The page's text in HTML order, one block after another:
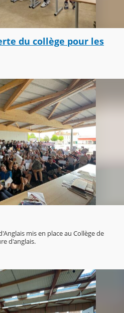
du collège pour les
mis en place au Collège de
d'anglais.